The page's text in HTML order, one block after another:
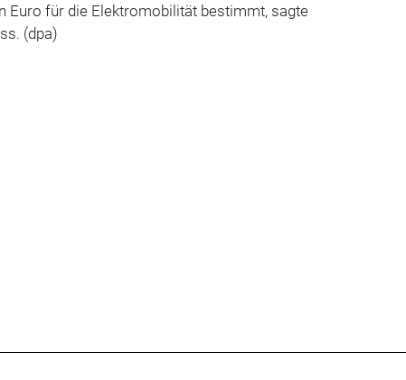
Euro für die Elektromobilität bestimmt, sagte
(dpa)